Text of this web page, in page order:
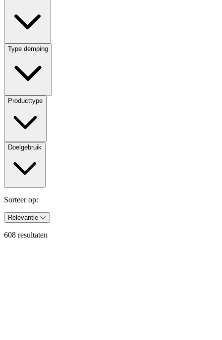
Type demping
Producttype
Doelgebruik
Sorteer op:
Relevantie
608 resultaten